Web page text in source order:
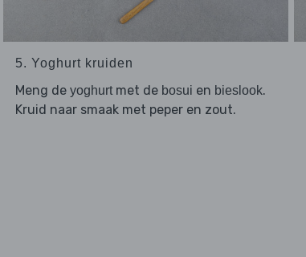
5. Yoghurt kruiden
Meng de yoghurtmet de bosui en bieslook.
Kruid naar smaak met peper en zout.